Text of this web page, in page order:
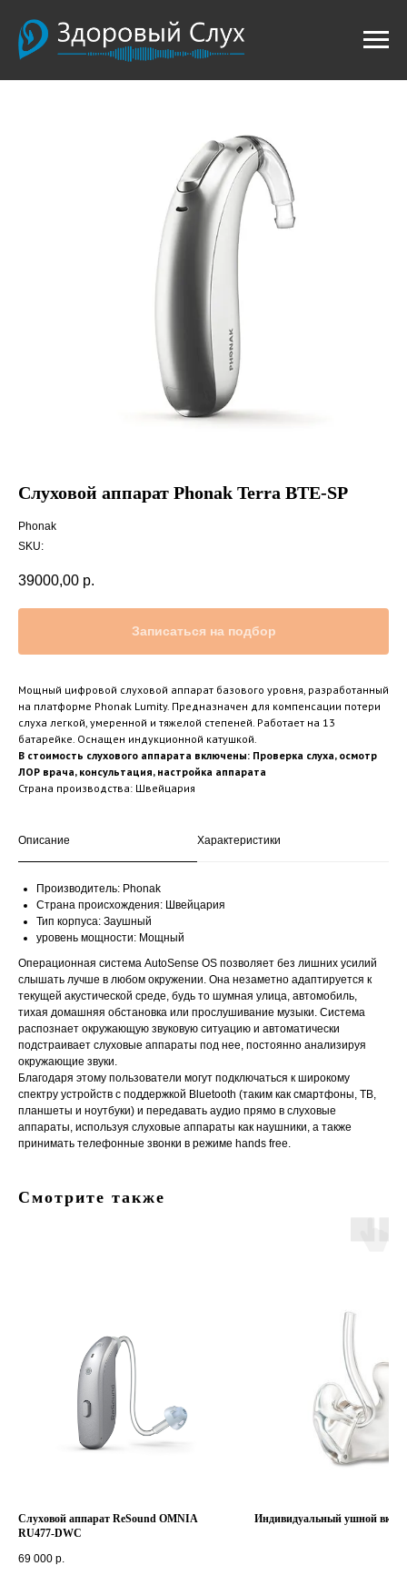
Слуховой аппарат Phonak Terra BTE-SP
Phonak
SKU:
39000,00 р.
Записаться на подбор
Мощный цифровой слуховой аппарат базового уровня, разработанный
на платформе Phonak Lumity. Предназначен для компенсации потери
слуха легкой, умеренной и тяжелой степеней. Работает на 13
батарейке. Оснащен индукционной катушкой.
В стоимость слухового аппарата включены: Проверка слуха, осмотр
ЛОР врача, консультация, настройка аппарата
Страна производства: Швейцария
Описание Характеристики
Производитель: Phonak
Страна происхождения: Швейцария
Тип корпуса: Заушный
уровень мощности: Мощный
Операционная система AutoSense OS позволяет без лишних усилий
слышать лучше в любом окружении. Она незаметно адаптируется к
текущей акустической среде, будь то шумная улица, автомобиль,
тихая домашняя обстановка или прослушивание музыки. Система
распознает окружающую звуковую ситуацию и автоматически
подстраивает слуховые аппараты под нее, постоянно анализируя
окружающие звуки.
Благодаря этому пользователи могут подключаться к широкому
спектру устройств с поддержкой Bluetooth (таким как смартфоны, ТВ,
планшеты и ноутбуки) и передавать аудио прямо в слуховые
аппараты, используя слуховые аппараты как наушники, а также
принимать телефонные звонки в режиме hands free.
Смотрите также
Слуховой аппарат ReSound OMNIA
RU477-DWC
69 000 р.
Индивидуальный ушной